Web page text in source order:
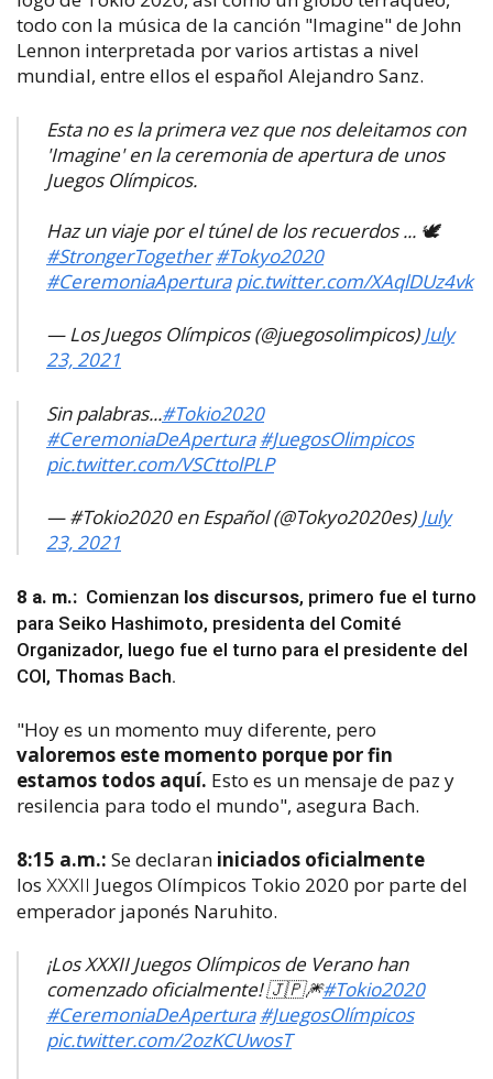
todo con la música de la canción "Imagine" de John
Lennon interpretada por varios artistas a nivel
mundial, entre ellos el español Alejandro Sanz.
Esta no es la primera vez que nos deleitamos con
'Imagine' en la ceremonia de apertura de unos
Juegos Olímpicos.
Haz un viaje por el túnel de los recuerdos ... 🕊️
#StrongerTogether #Tokyo2020
#CeremoniaApertura pic.twitter.com/XAqlDUz4vk
— Los Juegos Olímpicos (@juegosolimpicos)July
23, 2021
Sin palabras...#Tokio2020
#CeremoniaDeApertura #JuegosOlimpicos
pic.twitter.com/VSCttolPLP
— #Tokio2020 en Español (@Tokyo2020es)July
23, 2021
8 a. m.: Comienzan los discursos, primero fue el turno
para Seiko Hashimoto, presidenta del Comité
Organizador, luego fue el turno para el presidente del
COI, Thomas Bach.
"Hoy es un momento muy diferente, pero
valoremos este momento porque por fin
estamos todos aquí. Esto es un mensaje de paz y
resilencia para todo el mundo", asegura Bach.
8:15 a.m.: Se declaran iniciados oficialmente
los XXXII Juegos Olímpicos Tokio 2020 por parte del
emperador japonés Naruhito.
¡Los XXXII Juegos Olímpicos de Verano han
comenzado oficialmente! 🇯🇵🎆#Tokio2020
#CeremoniaDeApertura #JuegosOlímpicos
pic.twitter.com/2ozKCUwosT